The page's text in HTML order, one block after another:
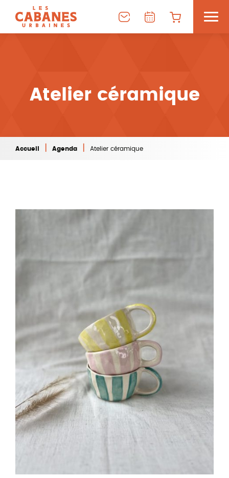
Atelier céramique
Accueil Agenda Atelier céramique